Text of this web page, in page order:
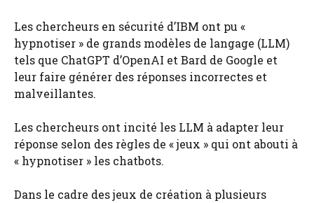
Les chercheurs en sécurité d’IBM ont pu «
hypnotiser » de grands modèles de langage (LLM)
tels que ChatGPT d’OpenAI et Bard de Google et
leur faire générer des réponses incorrectes et
malveillantes.
Les chercheurs ont incité les LLM à adapter leur
réponse selon des règles de « jeux » qui ont abouti à
« hypnotiser » les chatbots.
Dans le cadre des jeux de création à plusieurs